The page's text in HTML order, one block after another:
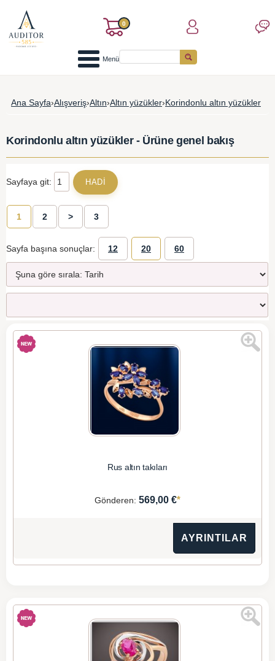
0
Menü
Ana Sayfa›Alışveriş›Altın›Altın yüzükler›Korindonlu altın yüzükler
Korindonlu altın yüzükler - Ürüne genel bakış
Sayfaya git:
1 2 > 3
Sayfa başına sonuçlar: 12 20 60
Rus altın takıları
Gönderen: 569,00 €*
AYRINTILAR